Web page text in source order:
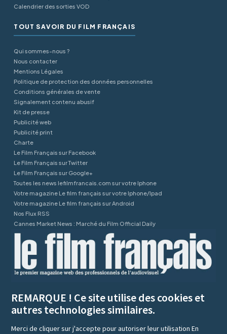
Calendrier des sorties VOD
TOUT SAVOIR DU FILM FRANÇAIS
Qui sommes-nous ?
Nous contacter
Mentions Légales
Politique de protection des données personnelles
Conditions générales de vente
Signalement contenu abusif
Kit de presse
Publicité web
Publicité print
Charte
Le Film Français sur Facebook
Le Film Français sur Twitter
Le Film Français sur Google+
Toutes les news lefilmfrancais.com sur votre Iphone
Votre magazine Le film français sur votre Iphone/Ipad
Votre magazine Le film français sur Android
Nos Flux RSS
Cannes Market News : Marché du Film Official Daily
REMARQUE ! Ce site utilise des cookies et
autres technologies similaires.
Merci de cliquer sur j'accepte pour autoriser leur utilisationEn